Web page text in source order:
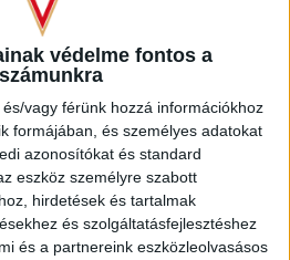
védelme fontos a
számunkra
vagy férünk hozzá információkhoz
formájában, és személyes adatokat
azonosítókat és standard
eszköz személyre szabott
hirdetések és tartalmak
és szolgáltatásfejlesztéshez
és a partnereink eszközleolvasásos